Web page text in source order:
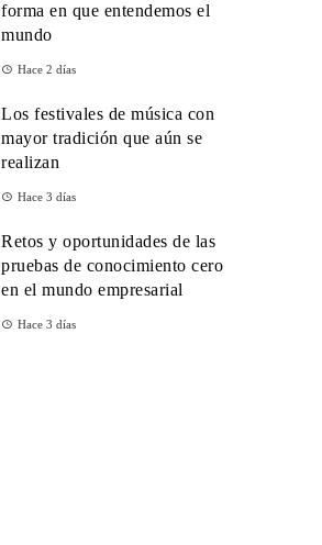
forma en que entendemos el
mundo
Hace 2 días
Los festivales de música con
mayor tradición que aún se
realizan
Hace 3 días
Retos y oportunidades de las
pruebas de conocimiento cero
en el mundo empresarial
Hace 3 días